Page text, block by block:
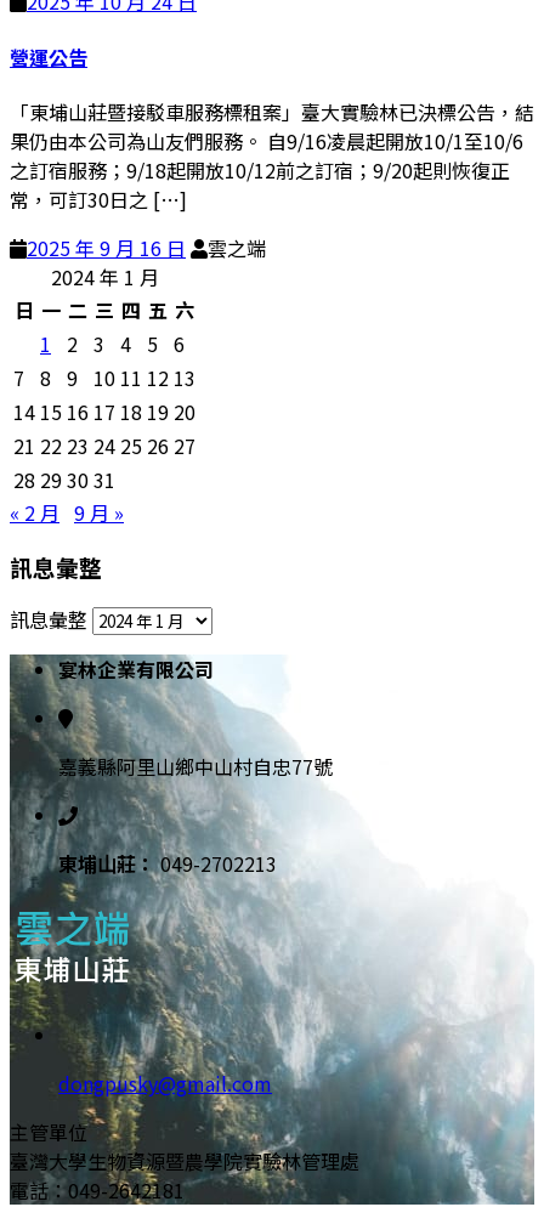
營運公告
「東埔山莊暨接駁車服務標租案」臺大實驗林已決標公告，結
果仍由本公司為山友們服務。 自9/16凌晨起開放10/1至10/6
之訂宿服務；9/18起開放10/12前之訂宿；9/20起則恢復正
常，可訂30日之 […]
2025 年 9 月 16 日
雲之端
2024 年 1 月
日 一 二 三 四 五 六
1
2 3 4 5 6
7 8 9 10 11 12 13
14 15 16 17 18 19 20
21 22 23 24 25 26 27
28 293031
« 2 月 9 月 »
訊息彙整
訊息彙整
宴林企業有限公司
嘉義縣阿里山鄉中山村自忠77號
東埔⼭莊：049-2702213
dongpusky@gmail.com
主管單位
臺灣大學生物資源暨農學院實驗林管理處
電話：049-2642181